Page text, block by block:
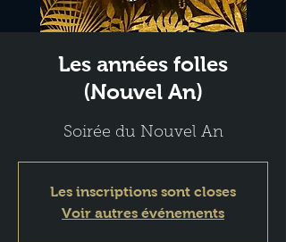
Les années folles
(Nouvel An)
Soirée du Nouvel An
Les inscriptions sont closes
Voir autres événements